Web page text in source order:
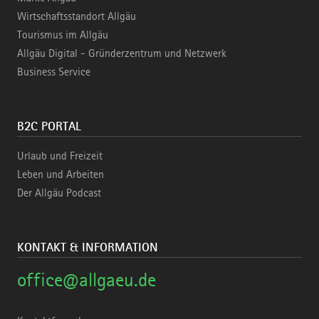
Wirtschaftsstandort Allgäu
Tourismus im Allgäu
Allgäu Digital - Gründerzentrum und Netzwerk
Business Service
B2C PORTAL
Urlaub und Freizeit
Leben und Arbeiten
Der Allgäu Podcast
KONTAKT & INFORMATION
office@allgaeu.de